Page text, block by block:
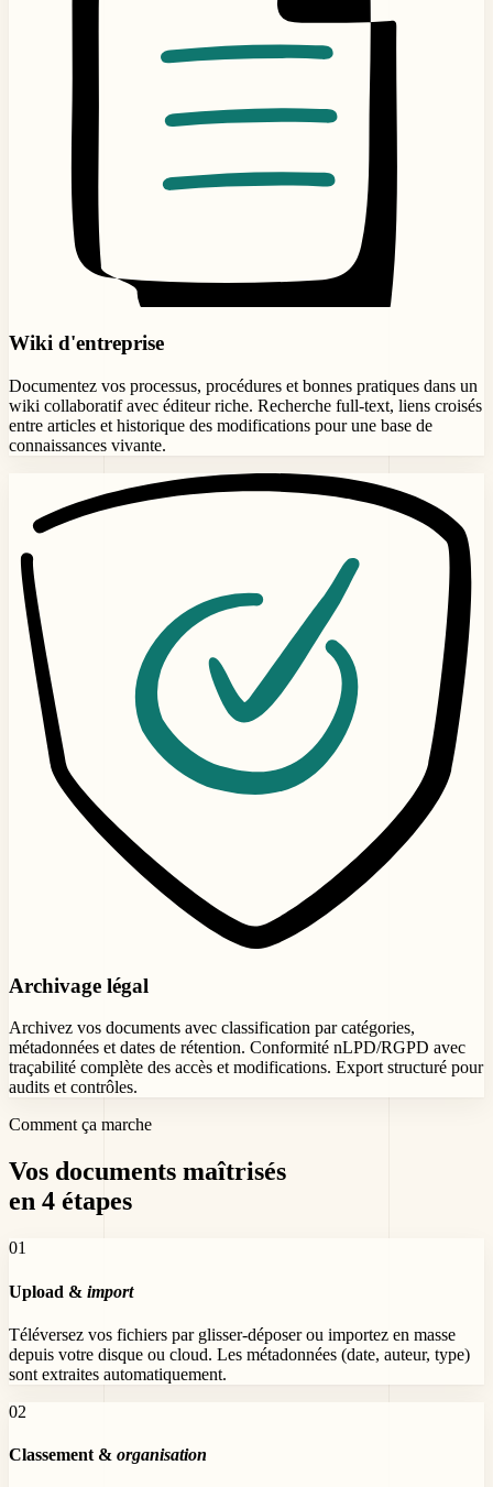
Wiki d'entreprise
Documentez vos processus, procédures et bonnes pratiques dans un
wiki collaboratif avec éditeur riche. Recherche full-text, liens croisés
entre articles et historique des modifications pour une base de
connaissances vivante.
Archivage légal
Archivez vos documents avec classification par catégories,
métadonnées et dates de rétention. Conformité nLPD/RGPD avec
traçabilité complète des accès et modifications. Export structuré pour
audits et contrôles.
Comment ça marche
Vos documents maîtrisés
en 4 étapes
01
Upload & import
Téléversez vos fichiers par glisser-déposer ou importez en masse
depuis votre disque ou cloud. Les métadonnées (date, auteur, type)
sont extraites automatiquement.
02
Classement & organisation